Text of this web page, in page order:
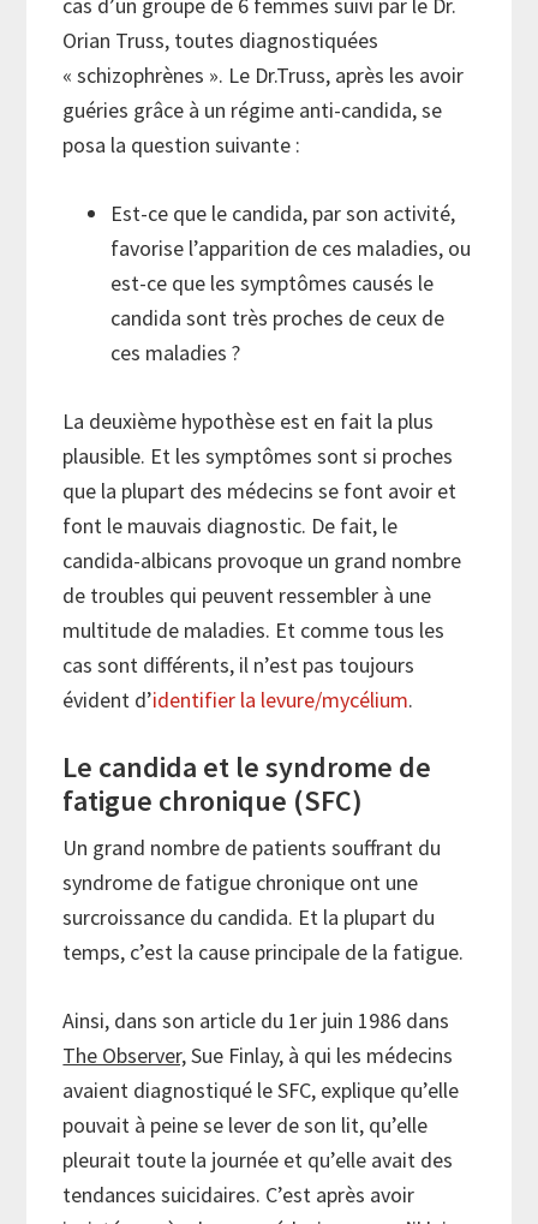
cas d’un groupe de 6 femmes suivi par le Dr.
Orian Truss, toutes diagnostiquées
« schizophrènes ». Le Dr.Truss, après les avoir
guéries grâce à un régime anti-candida, se
posa la question suivante :
Est-ce que le candida, par son activité,
favorise l’apparition de ces maladies, ou
est-ce que les symptômes causés le
candida sont très proches de ceux de
ces maladies ?
La deuxième hypothèse est en fait la plus
plausible. Et les symptômes sont si proches
que la plupart des médecins se font avoir et
font le mauvais diagnostic. De fait, le
candida-albicans provoque un grand nombre
de troubles qui peuvent ressembler à une
multitude de maladies. Et comme tous les
cas sont différents, il n’est pas toujours
évident d’identifier la levure/mycélium.
Le candida et le syndrome de
fatigue chronique (SFC)
Un grand nombre de patients souffrant du
syndrome de fatigue chronique ont une
surcroissance du candida. Et la plupart du
temps, c’est la cause principale de la fatigue.
Ainsi, dans son article du 1er juin 1986 dans
The Observer,Sue Finlay, à qui les médecins
avaient diagnostiqué le SFC, explique qu’elle
pouvait à peine se lever de son lit, qu’elle
pleurait toute la journée et qu’elle avait des
tendances suicidaires. C’est après avoir